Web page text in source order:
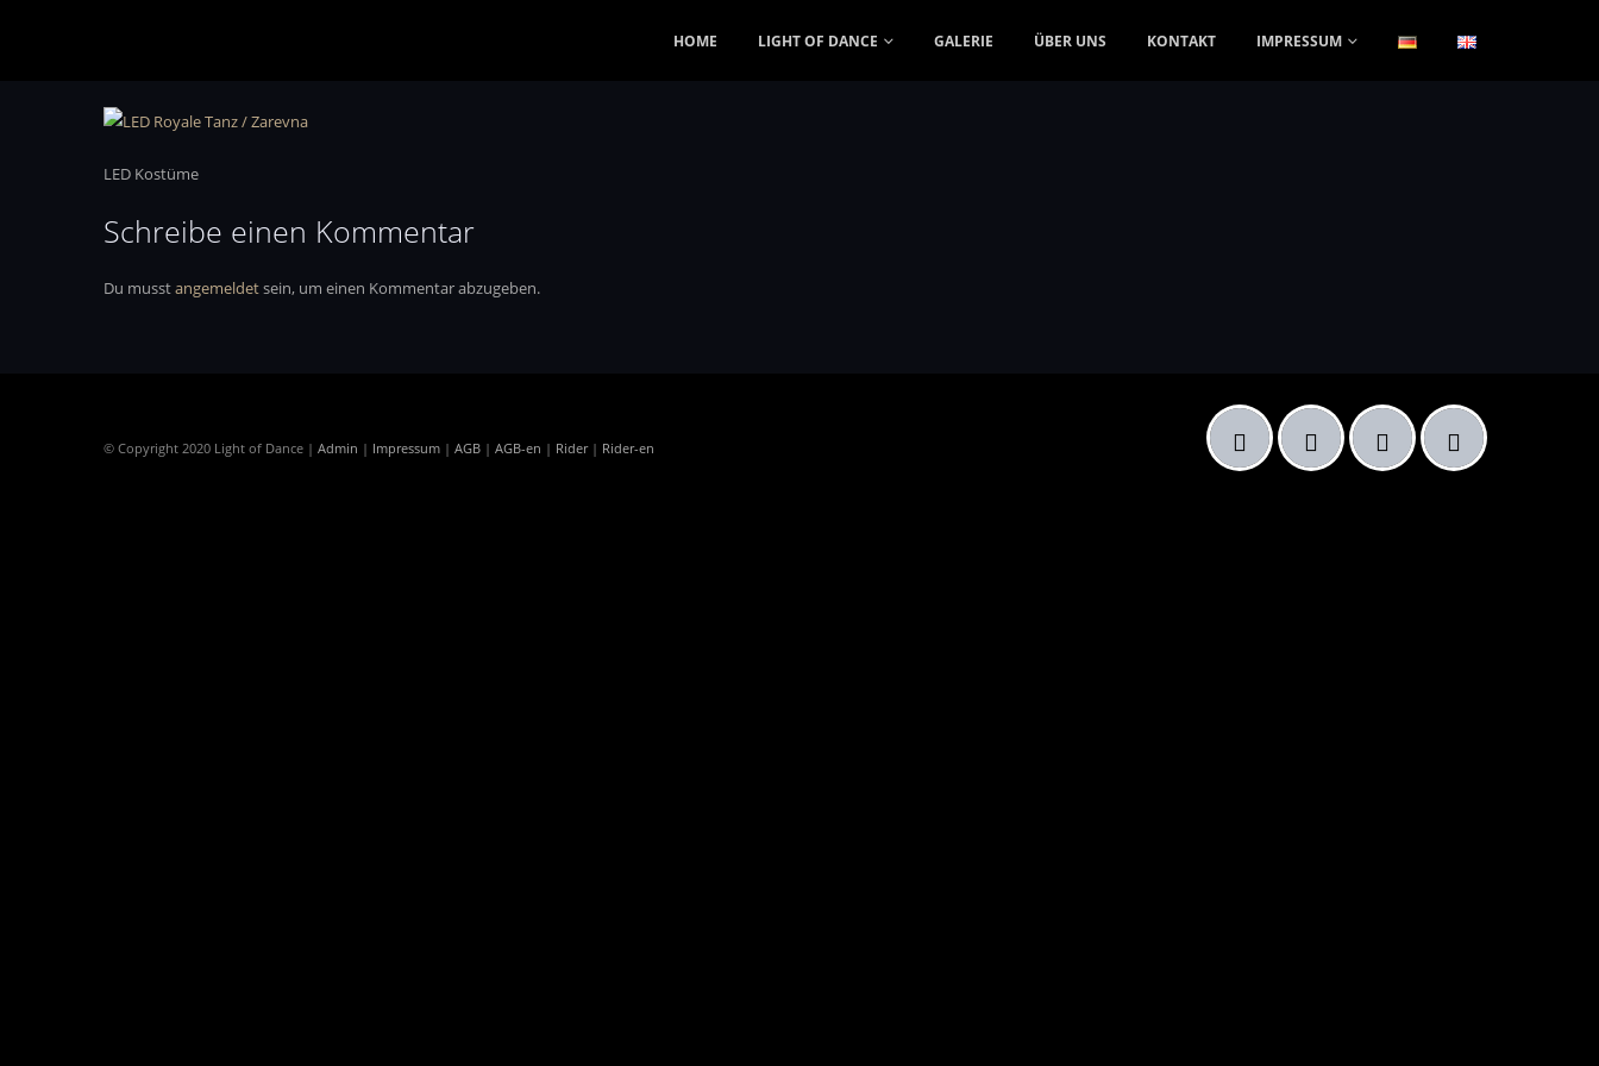
HOME LIGHT OF DANCE GALERIE ÜBER UNS KONTAKT IMPRESSUM
LED Kostüme
Schreibe einen Kommentar
Du musstangemeldetsein, um einen Kommentar abzugeben.
© Copyright 2020 Light of Dance | Admin | Impressum | AGB | AGB-en | Rider| Rider-en